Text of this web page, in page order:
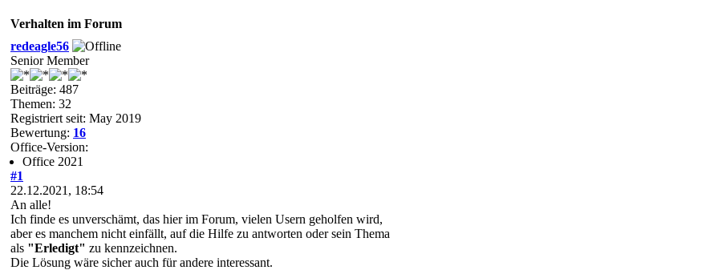
Verhalten im Forum
redeagle56
Senior Member
Beiträge: 487
Themen: 32
Registriert seit: May 2019
Bewertung: 16
Office-Version:
Office 2021
#1
22.12.2021, 18:54
An alle!
Ich finde es unverschämt, das hier im Forum, vielen Usern geholfen wird,
aber es manchem nicht einfällt, auf die Hilfe zu antworten oder sein Thema
als "Erledigt" zu kennzeichnen.
Die Lösung wäre sicher auch für andere interessant.